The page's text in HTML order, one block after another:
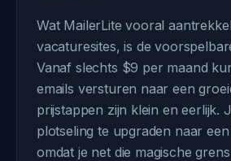
Wat MailerLite vooral
vacaturesites, is de
Vanaf slechts $9 per maand
emails versturen naar een
prijstappen zijn klein en eerlijk.
plotseling te upgraden naar
omdat je net die magische